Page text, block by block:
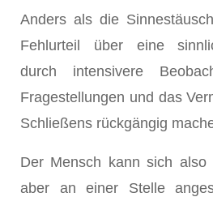
Anders als die
Fehlurteil über eine
durch intensivere
Fragestellungen und das
Schließens rückgängig
Der Mensch kann sich
aber an einer Stelle